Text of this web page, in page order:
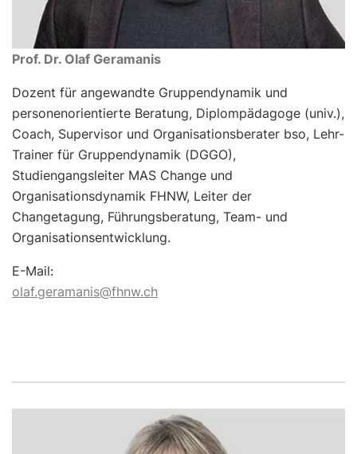
Prof. Dr. Olaf Geramanis
Dozent für angewandte Gruppendynamik und
personenorientierte Beratung, Diplompädagoge (univ.),
Coach, Supervisor und Organisationsberater bso, Lehr-
Trainer für Gruppendynamik (DGGO),
Studiengangsleiter MAS Change und
Organisationsdynamik FHNW, Leiter der
Changetagung, Führungsberatung, Team- und
Organisationsentwicklung.
E-Mail:
olaf.geramanis@fhnw.ch